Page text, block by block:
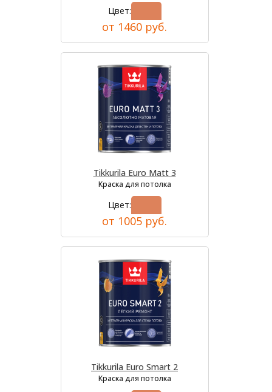
Цвет:
от 1460 руб.
Tikkurila Euro Matt 3
Краска для потолка
Цвет:
от 1005 руб.
Tikkurila Euro Smart 2
Краска для потолка